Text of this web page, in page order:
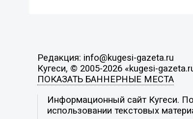
Редакция: info@kugesi-gazeta.ru
Кугеси, © 2005-2026 «kugesi-
ПОКАЗАТЬ БАННЕРНЫЕ МЕСТА
Информационный сайт Кугеси.
использовании текстовых